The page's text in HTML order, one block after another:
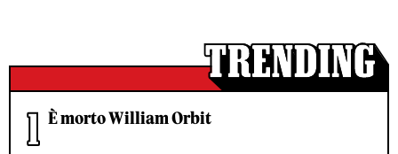
È morto William Orbit